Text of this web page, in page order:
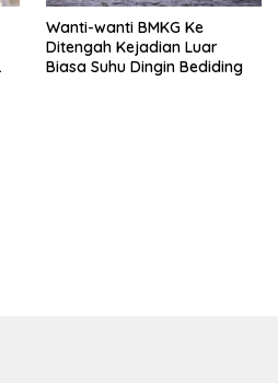
Wanti-wanti BMKG Ke
Ditengah Kejadian Luar
Biasa Suhu Dingin Bediding